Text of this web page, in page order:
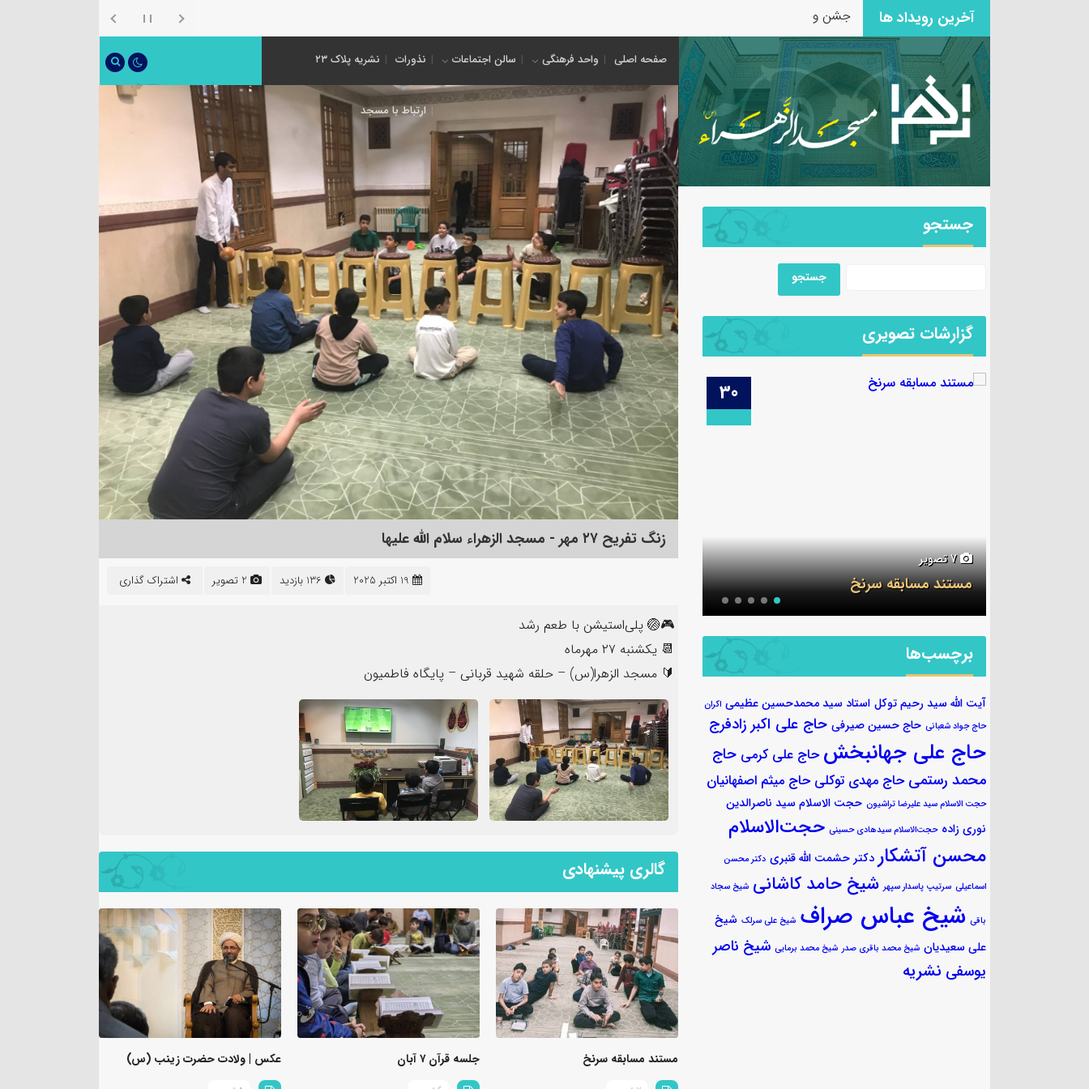
آخرین رویداد ها جشن ولادت حضرت زینب
صفحه اصلی واحد فرهنگی سالن اجتماعات نذورات نشریه پلاک ۲۳
ارتباط با مسجد
زنگ تفریح ۲۷ مهر - مسجد الزهراء سلام الله علیها
اشتراک گذاری
🎮🏐 پلی‌استیشن با طعم رشد
📆 یکشنبه ۲۷ مهرماه
🔰 مسجد الزهرا(س) – حلقه شهید قربانی – پایگاه فاطمیون
گالری پیشنهادی
مستند مسابقه سرنخ جلسه قرآن ۷ آبان عکس | ولادت حضرت زینب (س)
جستجو
گزارشات تصویری
29
6 تصویر
جلسه قرآن ۷ آبان
26
5 تصویر 3 تصویر
زنگ تفریح ۴ آبان
2 تصویر
زنگ تفریح ۲۷ مهر
برچسب‌ها
آیت الله سید رحیم توکل استاد سید محمدحسین عظیمی اکران
حاج جواد شعبانی حاج حسین صیرفی حاج علی اکبر زادفرج
حاج علی جهانبخش حاج علی کرمی حاج
محمد رستمی حاج مهدی توکلی حاج میثم اصفهانیان
حجت الاسلام سید علیرضا تراشیون حجت الاسلام سید ناصرالدین
نوری زاده حجت‌الاسلام سیدهادی حسینی حجت‌الاسلام
محسن آتشکار دکتر حشمت الله قنبری دکتر محسن
اسماعیلی سرتیپ پاسدار سپهر شیخ حامد کاشانی شیخ سجاد
باقی شیخ عباس صراف شیخ علی سرلک شیخ
علی سعیدیان شیخ محمد باقری صدر شیخ محمد برمایی شیخ ناصر
یوسفی نشریه